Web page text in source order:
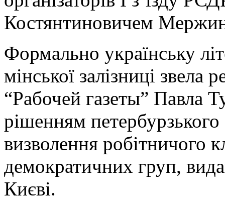
Костянтиновичем
Формально українську
мінської залізниці звела
“Рабочей газеты” Павла
рішенням
визволення робітничого
демократичних груп,
Києві.